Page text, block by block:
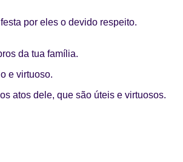
por eles o devido respeito.
da tua família.
e virtuoso.
atos dele, que são úteis e virtuosos.